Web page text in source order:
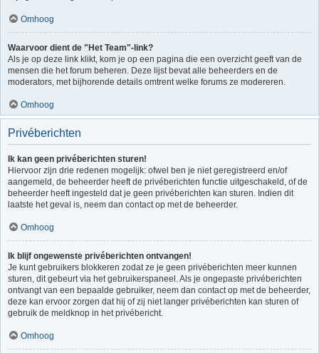
Omhoog
Waarvoor dient de "Het Team"-link?
Als je op deze link klikt, kom je op een pagina die een overzicht geeft van de
mensen die het forum beheren. Deze lijst bevat alle beheerders en de
moderators, met bijhorende details omtrent welke forums ze modereren.
Omhoog
Privéberichten
Ik kan geen privéberichten sturen!
Hiervoor zijn drie redenen mogelijk: ofwel ben je niet geregistreerd en/of
aangemeld, de beheerder heeft de privéberichten functie uitgeschakeld, of de
beheerder heeft ingesteld dat je geen privéberichten kan sturen. Indien dit
laatste het geval is, neem dan contact op met de beheerder.
Omhoog
Ik blijf ongewenste privéberichten ontvangen!
Je kunt gebruikers blokkeren zodat ze je geen privéberichten meer kunnen
sturen, dit gebeurt via het gebruikerspaneel. Als je ongepaste privéberichten
ontvangt van een bepaalde gebruiker, neem dan contact op met de beheerder,
deze kan ervoor zorgen dat hij of zij niet langer privéberichten kan sturen of
gebruik de meldknop in het privébericht.
Omhoog